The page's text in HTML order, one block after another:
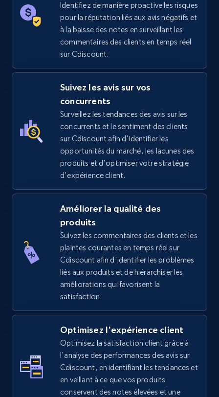
URL, Title, Available, Description, Currency, Initial
price, Final price, Discount percent, and more.
668+ Commencer
URL, Title, Available, Description, Currency, Initial
price, Final price, Discount percent, and more.
668+ Commencer
TikTok Shop - Collect TikTok shop products
by keywords search
URL, Title, Available, Description, Currency, Initial
price, Final price, Discount percent, and more.
5.4K+ 668+ Commencer
price, Final price, Discount percent, and more.
5.4K+ 668+ Commencer
Identifiez de manière proactive les risques
pour la réputation liés aux avis négatifs et
à la baisse des notes en surveillant les
commentaires des clients en temps réel
sur Cdiscount.
Suivez les avis sur vos
concurrents
Surveillez les tendances des avis sur les
concurrents et le sentiment des clients
sur Cdiscount afin d'identifier les
opportunités du marché, les lacunes des
produits et d'optimiser votre stratégie
d'expérience client.
Améliorer la qualité des
produits
Suivez les commentaires des clients et les
plaintes courantes en temps réel sur
Cdiscount afin d'identifier les problèmes
liés aux produits et de hiérarchiser les
améliorations qui favorisent la
satisfaction.
Optimisez l'expérience client
Optimisez la satisfaction client grâce à
l'analyse des performances des avis sur
Cdiscount, en identifiant les tendances et
en veillant à ce que vos produits
conservent des notes élevées et une